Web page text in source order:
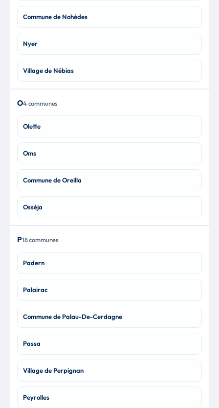
Commune de Nohèdes
Nyer
Village de Nébias
O4 communes
Olette
Oms
Commune de Oreilla
Osséja
P18 communes
Padern
Palairac
Commune de Palau-De-Cerdagne
Passa
Village de Perpignan
Peyrolles